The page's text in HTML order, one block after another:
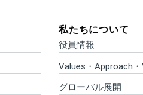
私たちについて
役員情報
Values・Approach
グローバル展開